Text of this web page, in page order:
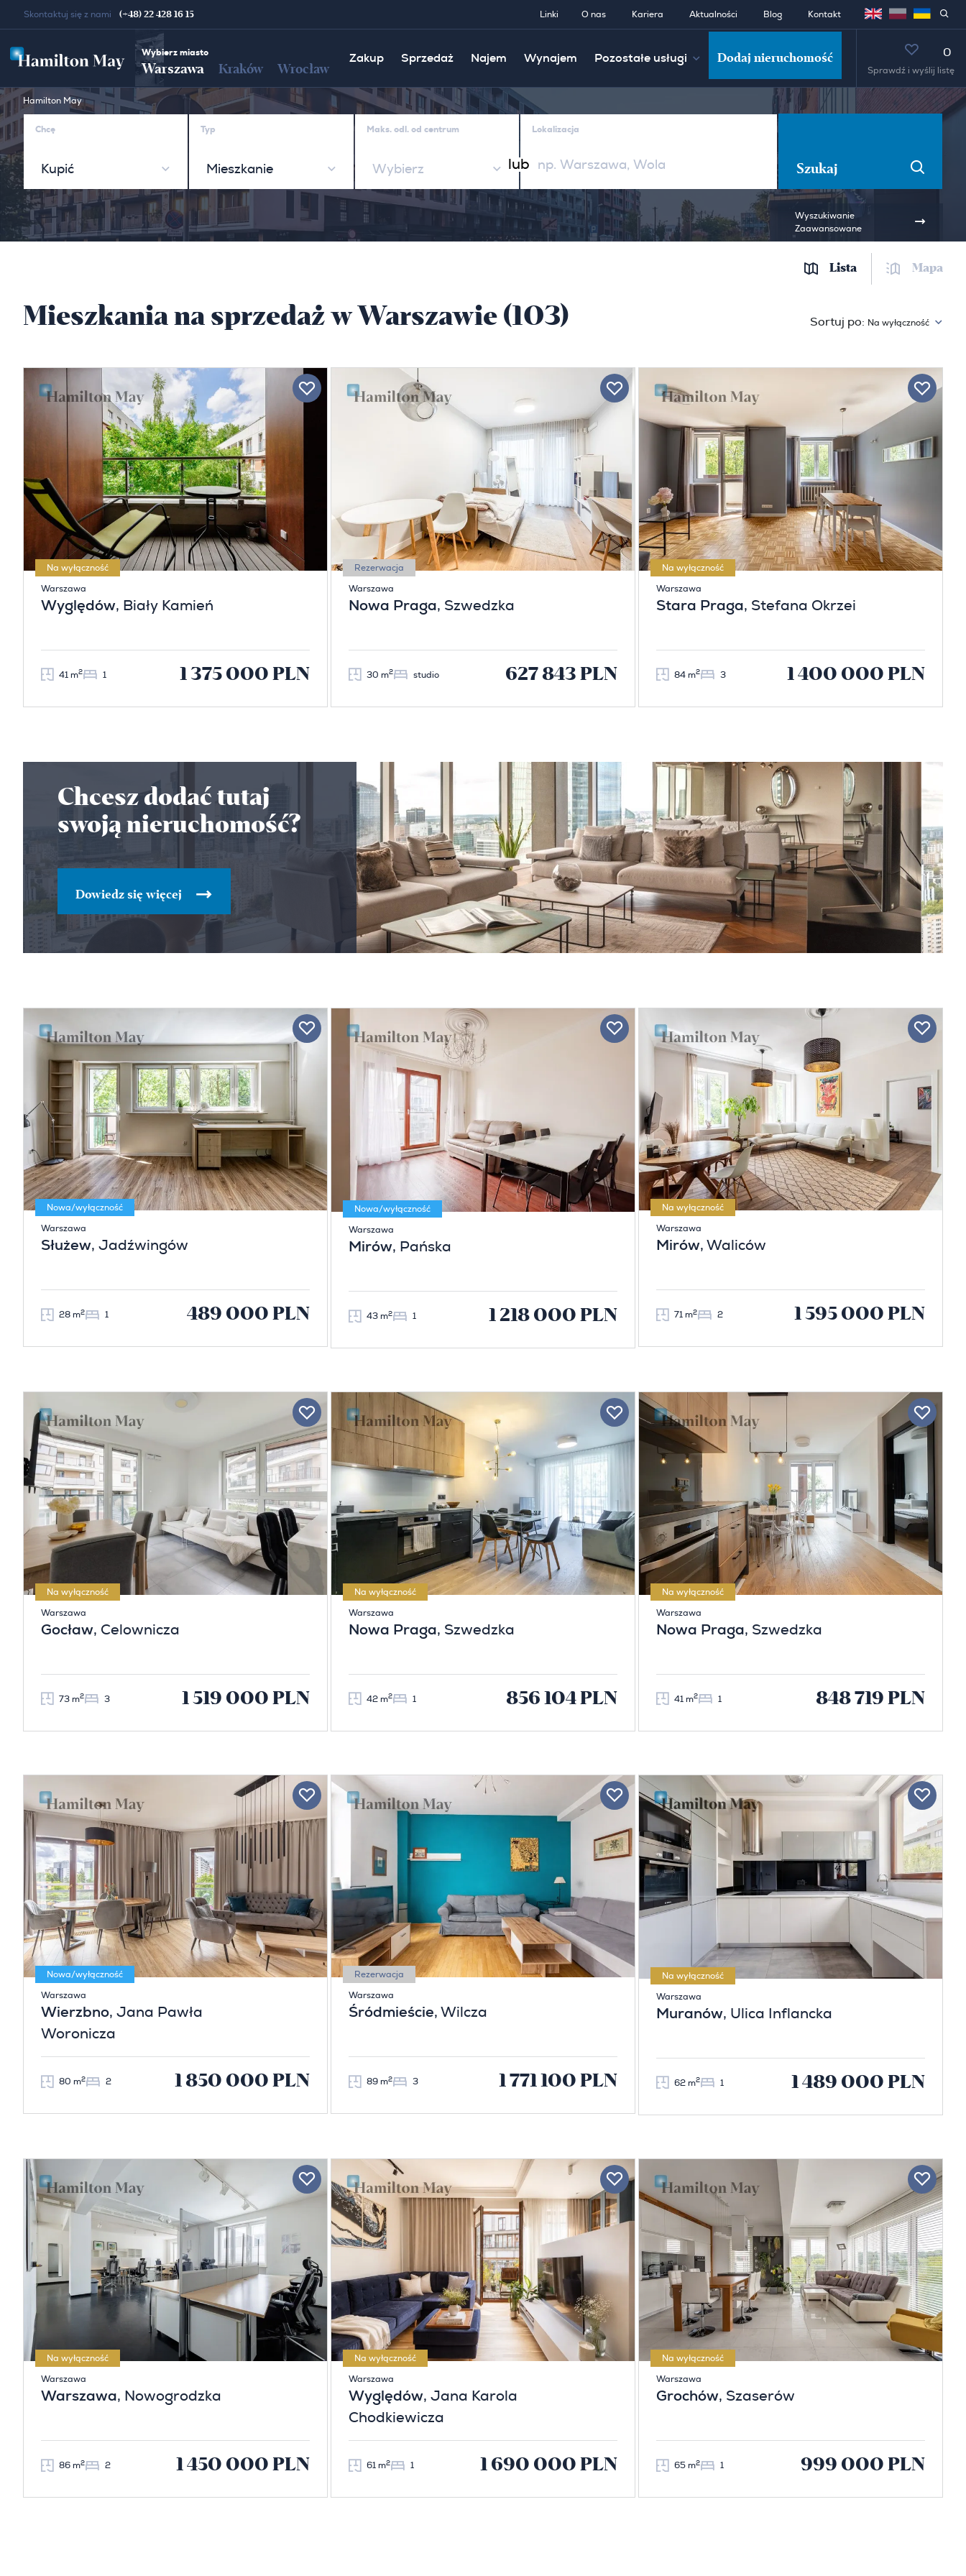
Skontaktuj się z nami (+48) 22 428 16 15 Linki O nas Kariera Aktualności Blog Kontakt
Wybierz miasto
Warszawa Kraków Wrocław
Zakup Sprzedaż Najem Wynajem Pozostałe usługi Dodaj nieruchomość 0
Sprawdź i wyślij listę
Hamilton May
Chcę
Kupić
Typ
Mieszkanie
Maks. odl. od centrum
Wybierz lub
Lokalizacja
Szukaj
Wyszukiwanie
Zaawansowane
Lista Mapa
Mieszkania na sprzedaż w Warszawie (103) Sortuj po: Na wyłączność
Na wyłączność
Warszawa
Wyględów, Biały Kamień
41 m2 1 1 375 000 PLN
Rezerwacja
Warszawa
Nowa Praga, Szwedzka
30 m2 studio 627 843 PLN
Na wyłączność
Warszawa
Stara Praga, Stefana Okrzei
84 m2 3 1 400 000 PLN
Chcesz dodać tutaj
swoją nieruchomość?
Dowiedz się więcej
Nowa/wyłączność
Warszawa
Służew, Jadźwingów
28 m2 1 489 000 PLN
Nowa/wyłączność
Warszawa
Mirów, Pańska
43 m2 1 1 218 000 PLN
Na wyłączność
Warszawa
Mirów, Waliców
71 m2 2 1 595 000 PLN
Na wyłączność
Warszawa
Gocław, Celownicza
73 m2 3 1 519 000 PLN
Na wyłączność
Warszawa
Nowa Praga, Szwedzka
42 m2 1 856 104 PLN
Na wyłączność
Warszawa
Nowa Praga, Szwedzka
41 m2 1 848 719 PLN
Nowa/wyłączność
Warszawa
Wierzbno, Jana Pawła
Woronicza
80 m2 2 1 850 000 PLN
Rezerwacja
Warszawa
Śródmieście, Wilcza
89 m2 3 1 771 100 PLN
Na wyłączność
Warszawa
Muranów, Ulica Inflancka
62 m2 1 1 489 000 PLN
Na wyłączność
Warszawa
Warszawa, Nowogrodzka
86 m2 2 1 450 000 PLN
Na wyłączność
Warszawa
Wyględów, Jana Karola
Chodkiewicza
61 m2 1 1 690 000 PLN
Na wyłączność
Warszawa
Grochów, Szaserów
65 m2 1 999 000 PLN